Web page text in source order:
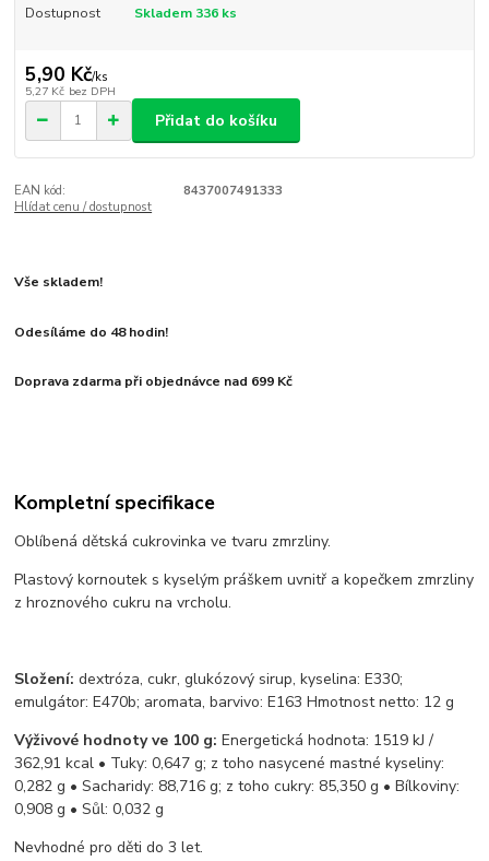
Dostupnost Skladem 336 ks
5,90 Kč/ks
5,27 Kč bez DPH
Přidat do košíku
EAN kód:
8437007491333
Hlídat cenu / dostupnost
Vše skladem!
Odesíláme do 48 hodin!
Doprava zdarma při objednávce nad 699 Kč
Kompletní specifikace
Oblíbená dětská cukrovinka ve tvaru zmrzliny.
Plastový kornoutek s kyselým práškem uvnitř a kopečkem zmrzliny
z hroznového cukru na vrcholu.
Složení: dextróza, cukr, glukózový sirup, kyselina: E330;
emulgátor: E470b; aromata, barvivo: E163 Hmotnost netto: 12 g
Výživové hodnoty ve 100 g: Energetická hodnota: 1519 kJ /
362,91 kcal • Tuky: 0,647 g; z toho nasycené mastné kyseliny:
0,282 g • Sacharidy: 88,716 g; z toho cukry: 85,350 g • Bílkoviny:
0,908 g • Sůl: 0,032 g
Nevhodné pro děti do 3 let.